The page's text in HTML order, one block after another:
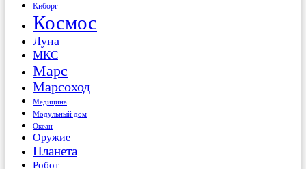
Киборг
Космос
Луна
МКС
Марс
Марсоход
Медицина
Модульный дом
Океан
Оружие
Планета
Робот